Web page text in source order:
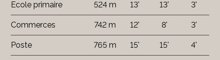
Ecole primaire 524 m 13' 13' 3'
Commerces 742 m 12' 8' 3'
Poste 765 m 15' 15' 4'